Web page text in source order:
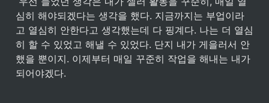
심히 해야되겠다는 생각을 했다. 지금까지는 부업이라
고 열심히 안한다고 생각했는데 다 핑계다. 나는 더 열심
히 할 수 있었고 해낼 수 있었다. 단지 내가 게을러서 안
했을 뿐이지. 이제부터 매일 꾸준히 작업을 해내는 내가
되어야겠다.